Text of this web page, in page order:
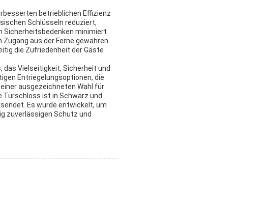
betrieblichen Effizienz
Schlüsseln reduziert,
Sicherheitsbedenken minimiert
aus der Ferne gewähren
die Zufriedenheit der Gäste
Vielseitigkeit, Sicherheit und
Entriegelungsoptionen, die
ausgezeichneten Wahl für
ist in Schwarz und
Es wurde entwickelt, um
zuverlässigen Schutz und